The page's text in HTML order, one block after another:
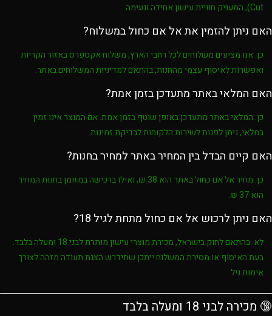
Cut) , המעניק חוויית עישון אחידה ונעימה.
האם ניתן להזמין את אל אם כחול במשלוח?
כן. אנו מציעים משלוחים לכל רחבי הארץ, משלוח אקספרס באזור הקריות
ואפשרות לאיסוף עצמי מהחנות, בהתאם למדיניות המשלוחים באתר.
האם המלאי באתר מתעדכן בזמן אמת?
כן. המלאי באתר מתעדכן באופן שוטף בזמן אמת. אם המוצר אינו זמין
במלאי, ניתן לפנות לשירות הלקוחות לבדיקת זמינות.
האם קיים הבדל בין המחיר באתר למחיר בחנות?
כן. מחיראל אם כחולבאתר הוא 38 ₪
, ואילו ברכישה במזומן בחנות המחיר
הוא37 ₪
.
האם ניתן לרכוש אל אם כחול מתחת לגיל 18?
לא. בהתאם לחוק בישראל, מכירת מוצרי עישון מותרת לבני18 ומעלה בלבד
.
בעת האיסוף או מסירת המשלוח ייתכן שתידרש הצגת תעודה מזהה לצורך
אימות גיל.
🔞 מכירה לבני 18 ומעלה בלבד